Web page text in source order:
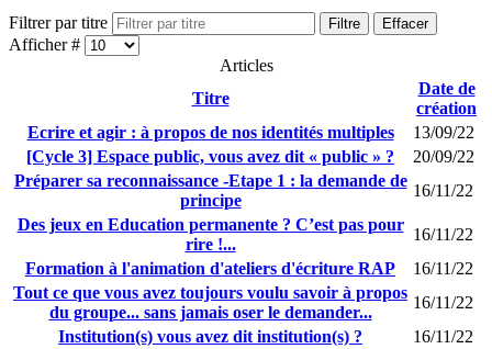
Filtrer par titre Filtre Effacer
Afficher #
Articles
Titre
Date de
création
Ecrire et agir : à propos de nos identités multiples
13/09/22
[Cycle 3] Espace public, vous avez dit « public » ?
20/09/22
Préparer sa reconnaissance -Etape 1 : la demande de
principe
16/11/22
Des jeux en Education permanente ? C’est pas pour
rire !...
16/11/22
Formation à l'animation d'ateliers d'écriture RAP
16/11/22
Tout ce que vous avez toujours voulu savoir à propos
du groupe... sans jamais oser le demander...
16/11/22
Institution(s) vous avez dit institution(s) ?
16/11/22